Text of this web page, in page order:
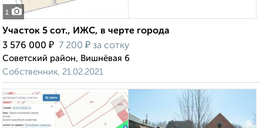
1
Участок 5 сот., ИЖС, в черте города
3 576 000 ₽ 7 200 ₽ за сотку
Советский район, Вишнёвая 6
Собственник, 21.02.2021